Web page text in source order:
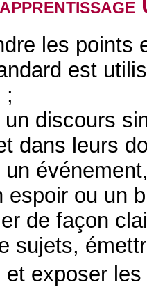
les points
est
;
un discours
dans leurs
un
espoir ou un
de façon
sujets,
et exposer